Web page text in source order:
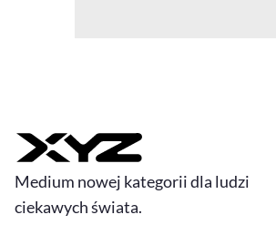
Medium nowej kategorii dla ludzi
ciekawych świata.